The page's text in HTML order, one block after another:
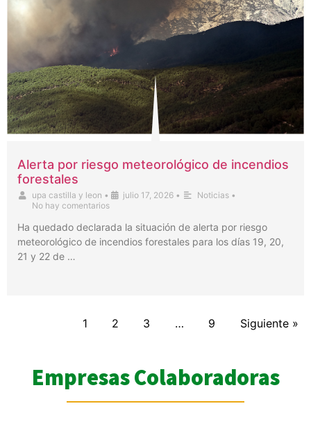
Alerta por riesgo meteorológico de incendios
forestales
upa castilla y leon • julio 17, 2026 • Noticias •
No hay comentarios
Ha quedado declarada la situación de alerta por riesgo
meteorológico de incendios forestales para los días 19, 20,
21 y 22 de …
1 2 3 … 9 Siguiente »
Empresas Colaboradoras